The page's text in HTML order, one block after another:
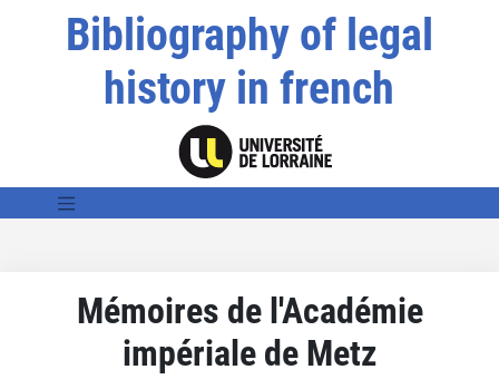
Bibliography of legal
history in french
Mémoires de l'Académie
impériale de Metz